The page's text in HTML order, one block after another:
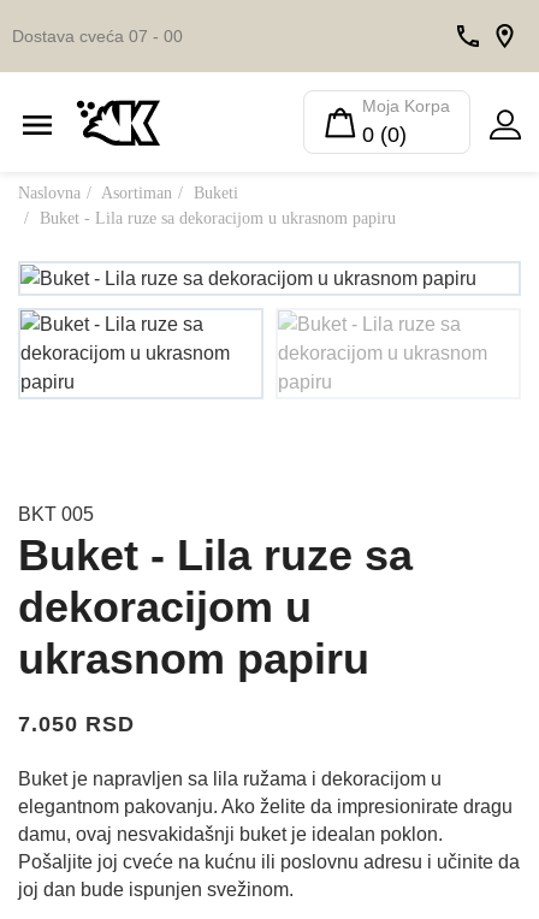
Dostava cveća 07 - 00
Moja Korpa
0 (0)
Naslovna Asortiman
Buketi
Buket - Lila ruze sa dekoracijom u ukrasnom papiru
BKT 005
Buket - Lila ruze sa
dekoracijom u
ukrasnom papiru
7.050 RSD
Buket je napravljen sa lila ružama i dekoracijom u
elegantnom pakovanju. Ako želite da impresionirate dragu
damu, ovaj nesvakidašnji buket je idealan poklon.
Pošaljite joj cveće na kućnu ili poslovnu adresu i učinite da
joj dan bude ispunjen svežinom.